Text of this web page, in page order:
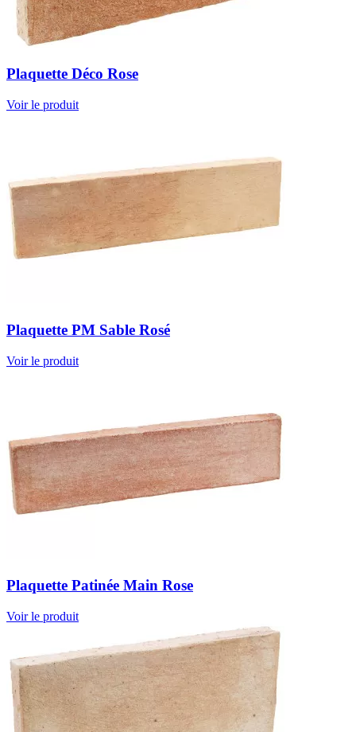
Plaquette Déco Rose
Voir le produit
Plaquette PM Sable Rosé
Voir le produit
Plaquette Patinée Main Rose
Voir le produit